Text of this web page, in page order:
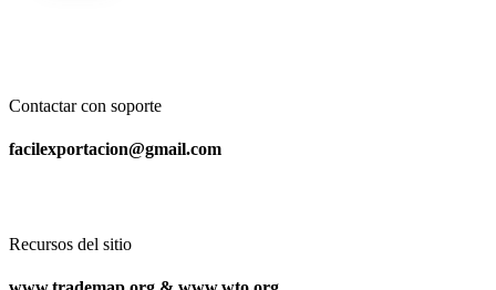
Contactar con soporte
facilexportacion@gmail.com
Recursos del sitio